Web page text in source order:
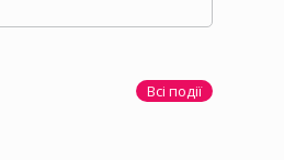
Всі події